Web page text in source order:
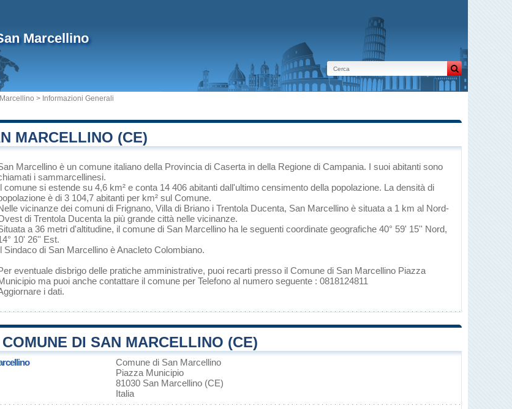
Marcellino
> Informazioni Generali
MARCELLINO (CE)
Marcellino è un comune italiano della Provincia di Caserta in della Regione di Campania. I suoi abitanti sono
i sammarcellinesi.
comune si estende su 4,6 km² e conta 14 406 abitanti dall'ultimo censimento della popolazione. La densità di
è di 3 104,7 abitanti per km² sul Comune.
vicinanze dei comuni di Frignano, Villa di Briano i Trentola Ducenta, San Marcellino è situata a 1 km al Nord-
di Trentola Ducenta la più grande città nelle vicinanze.
a 36 metri d'altitudine, il comune di San Marcellino ha le seguenti coordinate geografiche 40° 59' 15'' Nord,
10' 26'' Est.
Sindaco di San Marcellino è Anacleto Colombiano.
eventuale disbrigo delle pratiche amministrative, puoi recarti presso il Comune di San Marcellino Piazza
ma puoi anche contattare il comune per Telefono al numero seguente : 0818124811
i dati.
DI SAN MARCELLINO (CE)
Comune di San Marcellino
Piazza Municipio
81030 San Marcellino (CE)
Italia